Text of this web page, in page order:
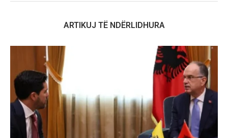
ARTIKUJ TË NDËRLIDHURA